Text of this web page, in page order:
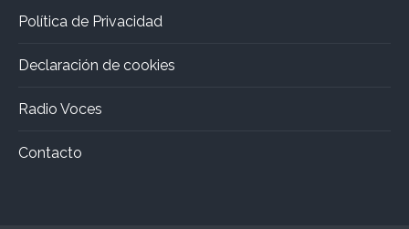
opens
new
opens
new
Política de Privacidad
Declaración de cookies
Radio Voces
Contacto